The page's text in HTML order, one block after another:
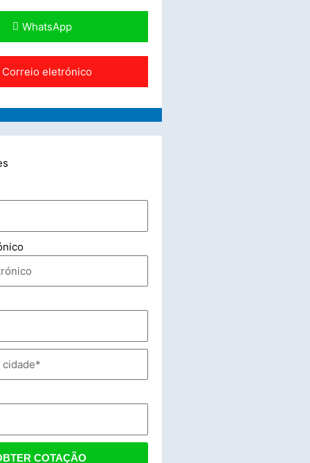
WhatsApp
Correio eletrónico
COTAÇÃO